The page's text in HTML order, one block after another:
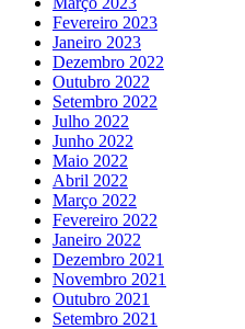
Fevereiro 2023
Janeiro 2023
Dezembro 2022
Outubro 2022
Setembro 2022
Julho 2022
Junho 2022
Maio 2022
Abril 2022
Março 2022
Fevereiro 2022
Janeiro 2022
Dezembro 2021
Novembro 2021
Outubro 2021
Setembro 2021